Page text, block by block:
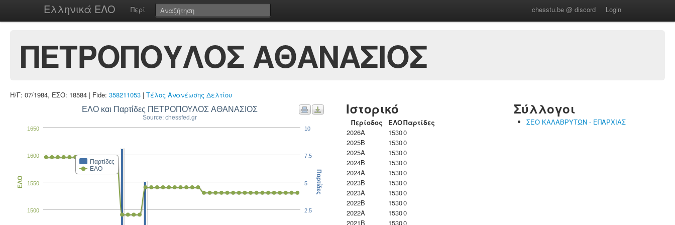
Ελληνικά ΕΛΟ Περί chesstu.be @ discord Login
ΠΕΤΡΟΠΟΥΛΟΣ ΑΘΑΝΑΣΙΟΣ
Η/Γ: 07/1984, ΕΣΟ: 18584 | Fide: 358211053 | Τέλος Ανανέωσης Δελτίου
ΕΛΟ και Παρτίδες ΠΕΤΡΟΠΟΥΛΟΣ ΑΘΑΝΑΣΙΟΣ
Source: chessfed.gr
Παρτίδες
ΕΛΟ
1500
1550
1600
1650
ΕΛΟ
10
2.5
5
7.5
Παρτίδες
Ιστορικό
Περίοδος ΕΛΟΠαρτίδες
2026A
15300
2025B
15300
2025A
15300
2024B
15300
2024A
15300
2023B
15300
2023Α
15300
2022B
15300
2022A
15300
2021B
15300
Σύλλογοι
ΣΕΟ ΚΑΛΑΒΡΥΤΩΝ - ΕΠΑΡΧΙΑΣ